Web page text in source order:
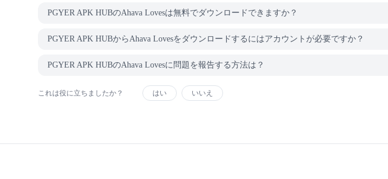
PGYER APK HUBのAhava Lovesは無料でダウンロードできますか？
PGYER APK HUBからAhava Lovesをダウンロードするにはアカウントが必要ですか？
PGYER APK HUBのAhava Lovesに問題を報告する方法は？
これは役に立ちましたか？ はい いいえ